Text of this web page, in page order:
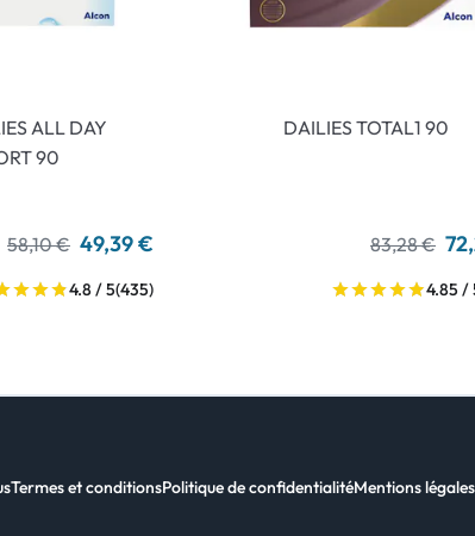
ALL DAY
90
58,10 € 49,39 €
4.8 / 5(435)
DAILIES TOTAL1 90
83,28 €
4.85 /
Termes et conditionsPolitique de confidentialitéMentions légales